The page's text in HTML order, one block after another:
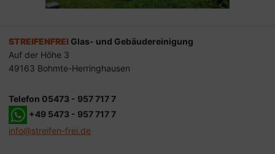
STREIFENFREI Glas- und Gebäudereinigung
Auf der Höhe 3
49163 Bohmte-Herringhausen
Telefon 05473 - 957 717 7
+49 5473 - 957 717 7
info@streifen-frei.de